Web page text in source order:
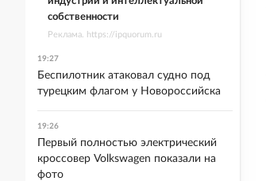
собственности
Реклама. https://ipquorum.ru
19:27
Беспилотник атаковал судно под
турецким флагом у Новороссийска
19:26
Первый полностью электрический
кроссовер Volkswagen показали на
фото